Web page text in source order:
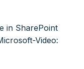
in SharePoint
Video: